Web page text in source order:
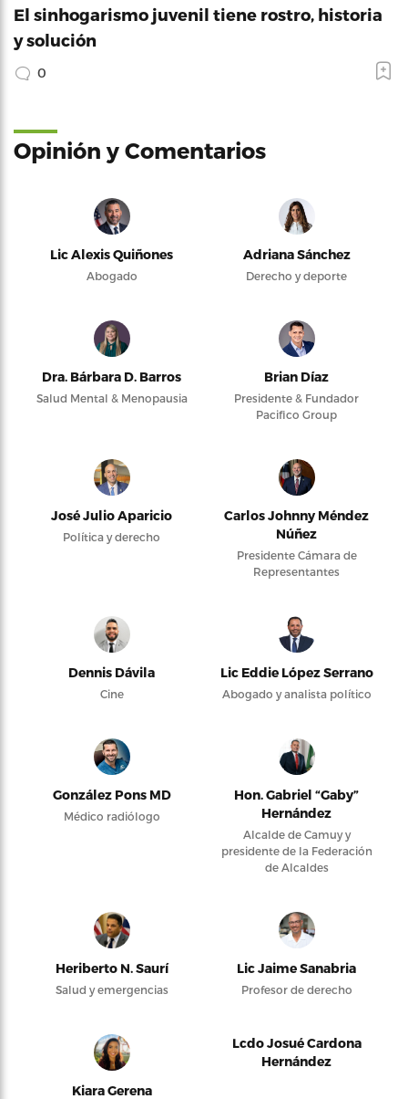
El sinhogarismo juvenil tiene rostro, historia
y solución
0
Opinión y Comentarios
Lic Alexis Quiñones
Abogado
Adriana Sánchez
Derecho y deporte
Dra. Bárbara D. Barros
Salud Mental & Menopausia
Brian Díaz
Presidente & Fundador
Pacifico Group
José Julio Aparicio
Política y derecho
Carlos Johnny Méndez
Núñez
Presidente Cámara de
Representantes
Dennis Dávila
Cine
Lic Eddie López Serrano
Abogado y analista político
González Pons MD
Médico radiólogo
Hon. Gabriel “Gaby”
Hernández
Alcalde de Camuy y
presidente de la Federación
de Alcaldes
Heriberto N. Saurí
Salud y emergencias
Lic Jaime Sanabria
Profesor de derecho
Kiara Gerena
Lcdo Josué Cardona
Hernández